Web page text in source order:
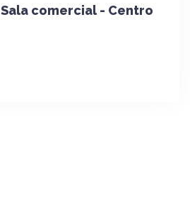
Sala comercial - Centro